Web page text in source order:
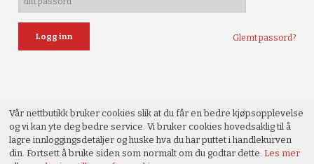
Glemt passord?
Vår nettbutikk bruker cookies slik at du får en bedre kjøpsopplevelse
og vi kan yte deg bedre service. Vi bruker cookies hovedsaklig til å
lagre innloggingsdetaljer og huske hva du har puttet i handlekurven
din. Fortsett å bruke siden som normalt om du godtar dette.Les mer